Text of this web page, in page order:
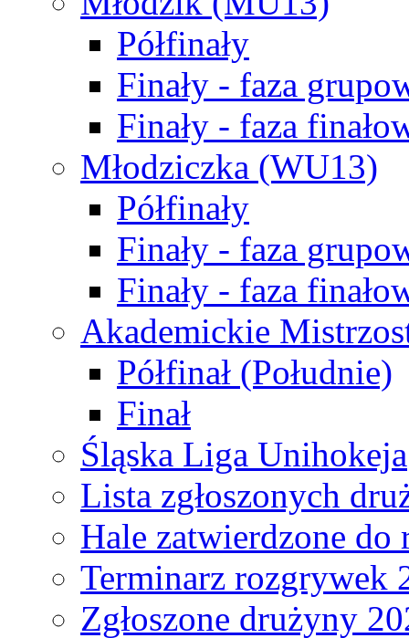
Półfinały
Finały - faza
Finały - faza
Młodziczka (WU13)
Półfinały
Finały - faza
Finały - faza
Akademickie
Półfinał (Południe)
Finał
Śląska Liga Unihokeja
Lista zgłoszonych
Hale zatwierdzone do
Terminarz rozgrywek
Zgłoszone drużyny